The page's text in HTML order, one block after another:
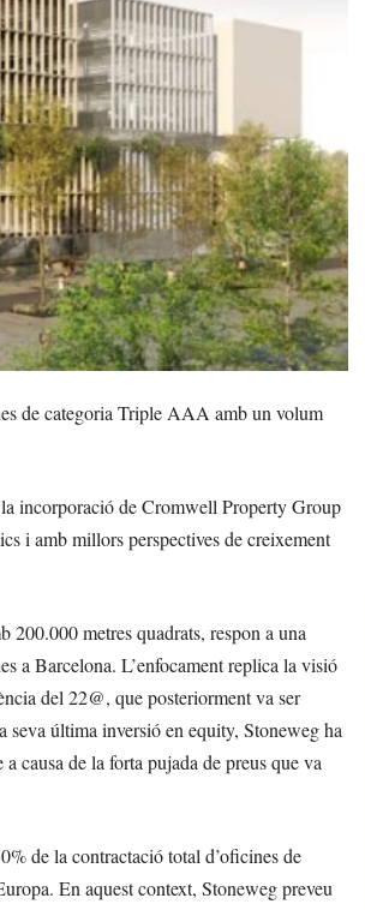
de categoria Triple AAA amb un volum
incorporació de Cromwell Property Group
i amb millors perspectives de creixement
200.000 metres quadrats, respon a una
a Barcelona. L’enfocament replica la visió
del 22@, que posteriorment va ser
última inversió en equity, Stoneweg ha
causa de la forta pujada de preus que va
de la contractació total d’oficines de
En aquest context, Stoneweg preveu